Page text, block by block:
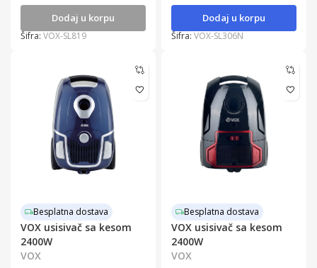
Dodaj u korpu
Šifra: VOX-SL819
Dodaj u korpu
Šifra:VOX-SL306N
Besplatna dostava
VOX usisivač sa kesom
2400W
VOX
Besplatna dostava
VOX usisivač sa kesom
2400W
VOX